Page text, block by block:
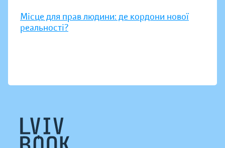
Місце для прав людини: де кордони нової
реальності?